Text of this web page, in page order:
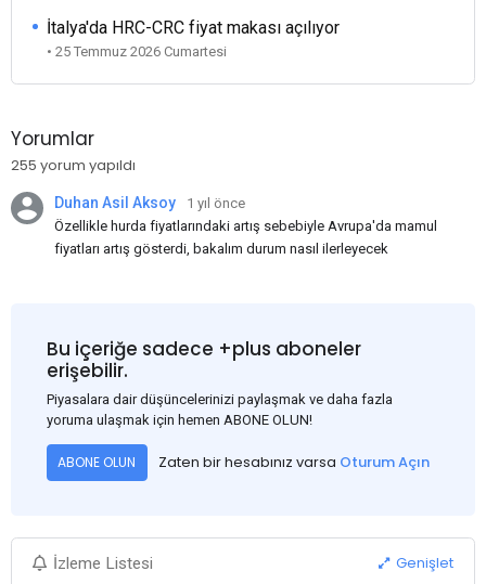
İtalya'da HRC-CRC fiyat makası açılıyor
• 25 Temmuz 2026 Cumartesi
Yorumlar
255 yorum yapıldı
Duhan Asil Aksoy
1 yıl önce
Özellikle hurda fiyatlarındaki artış sebebiyle Avrupa'da mamul
fiyatları artış gösterdi, bakalım durum nasıl ilerleyecek
Bu içeriğe sadece +plus aboneler
erişebilir.
Piyasalara dair düşüncelerinizi paylaşmak ve daha fazla
yoruma ulaşmak için hemen ABONE OLUN!
ABONE OLUN Zaten bir hesabınız varsa Oturum Açın
İzleme Listesi Genişlet